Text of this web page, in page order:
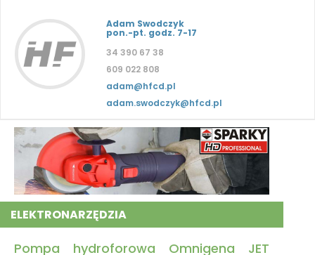
Adam Swodczyk
pon.-pt. godz. 7-17
34 390 67 38
609 022 808
adam@hfcd.pl
adam.swodczyk@hfcd.pl
ELEKTRONARZĘDZIA
Pompa hydroforowa Omnigena JET